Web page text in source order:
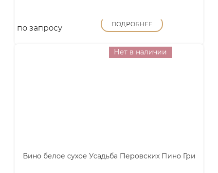
по запросу ПОДРОБНЕЕ
Нет в наличии
Вино белое сухое Усадьба Перовских Пино Гри